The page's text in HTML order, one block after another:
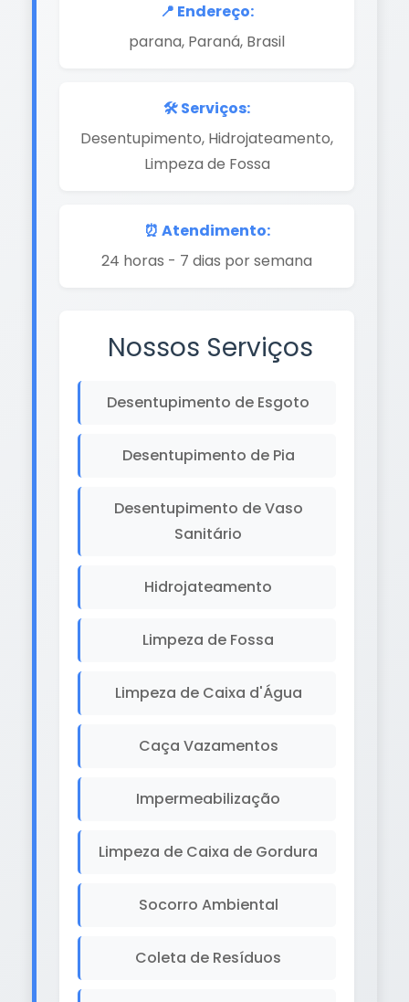
📍 Endereço:
parana, Paraná, Brasil
🛠️ Serviços:
Desentupimento, Hidrojateamento,
Limpeza de Fossa
⏰ Atendimento:
24 horas - 7 dias por semana
Nossos Serviços
Desentupimento de Esgoto
Desentupimento de Pia
Desentupimento de Vaso
Sanitário
Hidrojateamento
Limpeza de Fossa
Limpeza de Caixa d'Água
Caça Vazamentos
Impermeabilização
Limpeza de Caixa de Gordura
Socorro Ambiental
Coleta de Resíduos